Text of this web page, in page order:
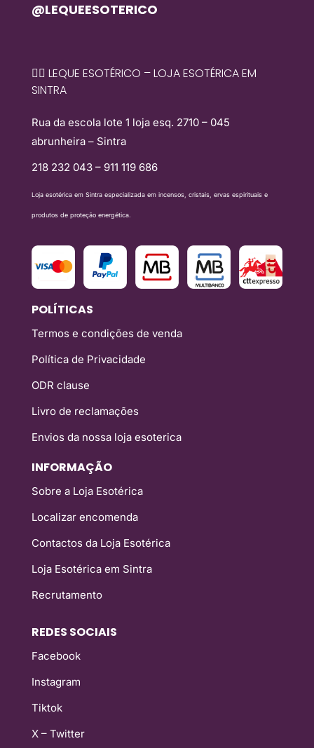
@LEQUEESOTERICO
🧙‍♀️ LEQUE ESOTÉRICO – LOJA ESOTÉRICA EM
SINTRA
Rua da escola lote 1 loja esq. 2710 – 045
abrunheira – Sintra
218 232 043 – 911 119 686
Loja esotérica em Sintra especializada em incensos, cristais, ervas espirituais e
produtos de proteção energética.
POLÍTICAS
Termos e condições de venda
Política de Privacidade
ODR clause
Livro de reclamações
Envios da nossa loja esoterica
INFORMAÇÃO
Sobre a Loja Esotérica
Localizar encomenda
Contactos da Loja Esotérica
Loja Esotérica em Sintra
Recrutamento
REDES SOCIAIS
Facebook
Instagram
Tiktok
X – Twitter